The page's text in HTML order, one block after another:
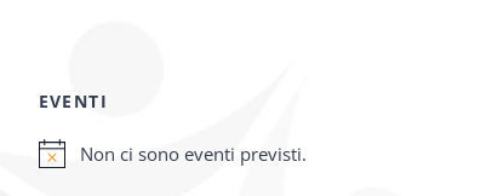
EVENTI
Notice
Non ci sono eventi previsti.